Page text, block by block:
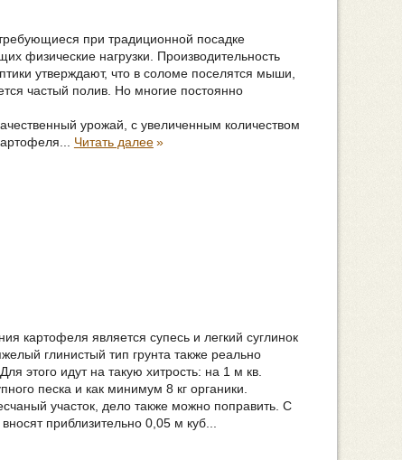
при традиционной посадке
физические нагрузки. Производительность
утверждают, что в соломе поселятся мыши,
частый полив. Но многие постоянно
урожай, с увеличенным количеством
Читать далее»
картофеля является супесь и легкий суглинок
глинистый тип грунта также реально
этого идут на такую хитрость: на 1 м кв.
песка и как минимум 8 кг органики.
участок, дело также можно поправить. С
приблизительно 0,05 м куб...